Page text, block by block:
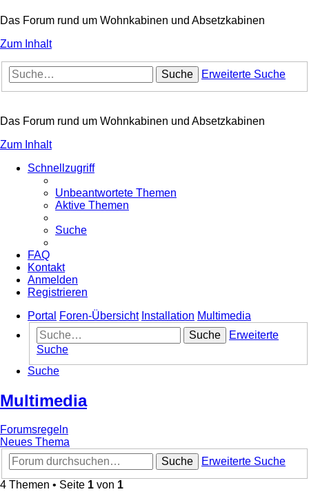
Das Forum rund um Wohnkabinen und Absetzkabinen
Zum Inhalt
Suche Erweiterte Suche
Das Forum rund um Wohnkabinen und Absetzkabinen
Zum Inhalt
Schnellzugriff
Unbeantwortete Themen
Aktive Themen
Suche
FAQ
Kontakt
Anmelden
Registrieren
Portal
Foren-Übersicht Installation Multimedia
Suche
Erweiterte
Suche
Suche
Multimedia
Forumsregeln
Neues Thema
Suche
Erweiterte Suche
4 Themen • Seite 1 von 1